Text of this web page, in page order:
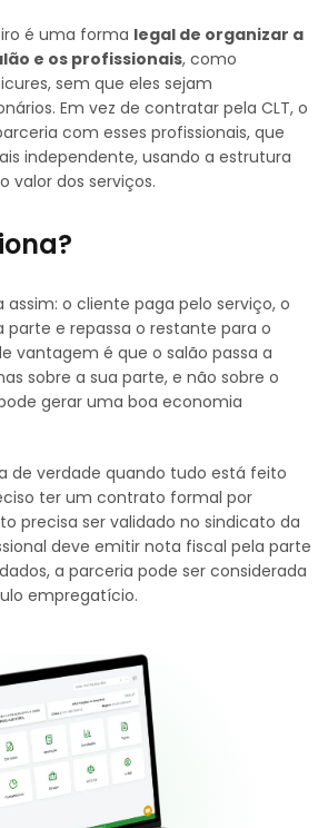
é uma forma legal de organizar a
e os profissionais, como
sem que eles sejam
Em vez de contratar pela CLT, o
com esses profissionais, que
independente, usando a estrutura
valor dos serviços.
o cliente paga pelo serviço, o
e repassa o restante para o
vantagem é que o salão passa a
sobre a sua parte, e não sobre o
gerar uma boa economia
de verdade quando tudo está feito
ter um contrato formal por
precisa ser validado no sindicato da
deve emitir nota fiscal pela parte
a parceria pode ser considerada
empregatício.